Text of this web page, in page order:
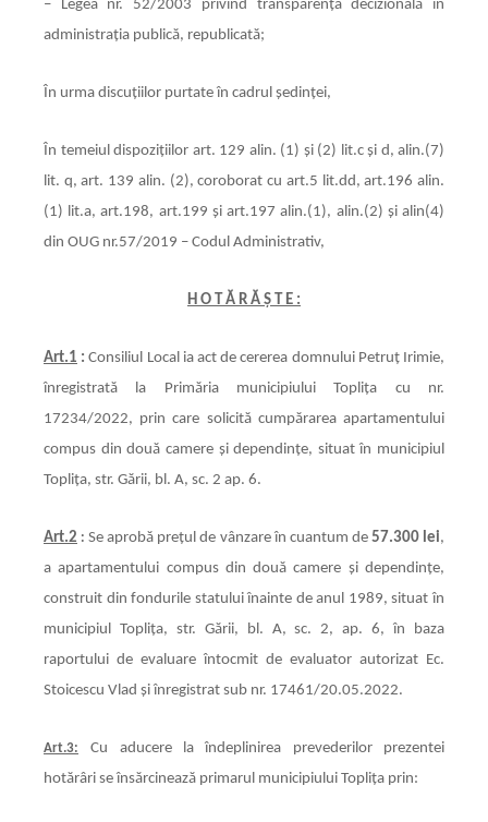
– Legea nr. 52/2003 privind transparenţa decizională în
administraţia publică, republicată;
În urma discuțiilor purtate în cadrul ședinței,
În temeiul dispoziţiilor art. 129 alin. (1) şi (2) lit.c și d, alin.(7)
lit. q, art. 139 alin. (2), coroborat cu art.5 lit.dd, art.196 alin.
(1) lit.a, art.198, art.199 și art.197 alin.(1), alin.(2) și alin(4)
din OUG nr.57/2019 – Codul Administrativ,
H O T Ă R Ă Ş T E :
Art.1 : Consiliul Local ia act de cererea domnului Petruț Irimie,
înregistrată la Primăria municipiului Topliţa cu nr.
17234/2022, prin care solicită cumpărarea apartamentului
compus din două camere și dependințe, situat în municipiul
Toplița, str. Gării, bl. A, sc. 2 ap. 6.
Art.2 :Se aprobă preţul de vânzare în cuantum de 57.300 lei,
a apartamentului compus din două camere și dependințe,
construit din fondurile statului înainte de anul 1989, situat în
municipiul Toplița, str. Gării, bl. A, sc. 2, ap. 6, în baza
raportului de evaluare întocmit de evaluator autorizat Ec.
Stoicescu Vlad și înregistrat sub nr. 17461/20.05.2022.
Art.3:
Cu aducere la îndeplinirea prevederilor prezentei
hotărâri se însărcinează primarul municipiului Topliţa prin: